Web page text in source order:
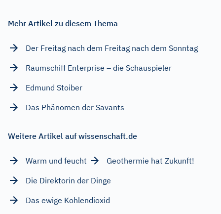
Mehr Artikel zu diesem Thema
Der Freitag nach dem Freitag nach dem Sonntag
Raumschiff Enterprise – die Schauspieler
Edmund Stoiber
Das Phänomen der Savants
Weitere Artikel auf wissenschaft.de
Warm und feucht
Geothermie hat Zukunft!
Die Direktorin der Dinge
Das ewige Kohlendioxid